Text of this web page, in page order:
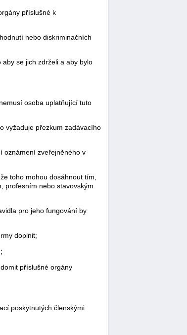
příslušné k
nebo diskriminačních
se jich zdrželi a aby bylo
osoba uplatňující tuto
vyžaduje přezkum zadávacího
oznámení zveřejněného v
toho mohou dosáhnout tím,
profesním nebo stavovským
pro jeho fungování by
doplnit;
příslušné orgány
poskytnutých členskými